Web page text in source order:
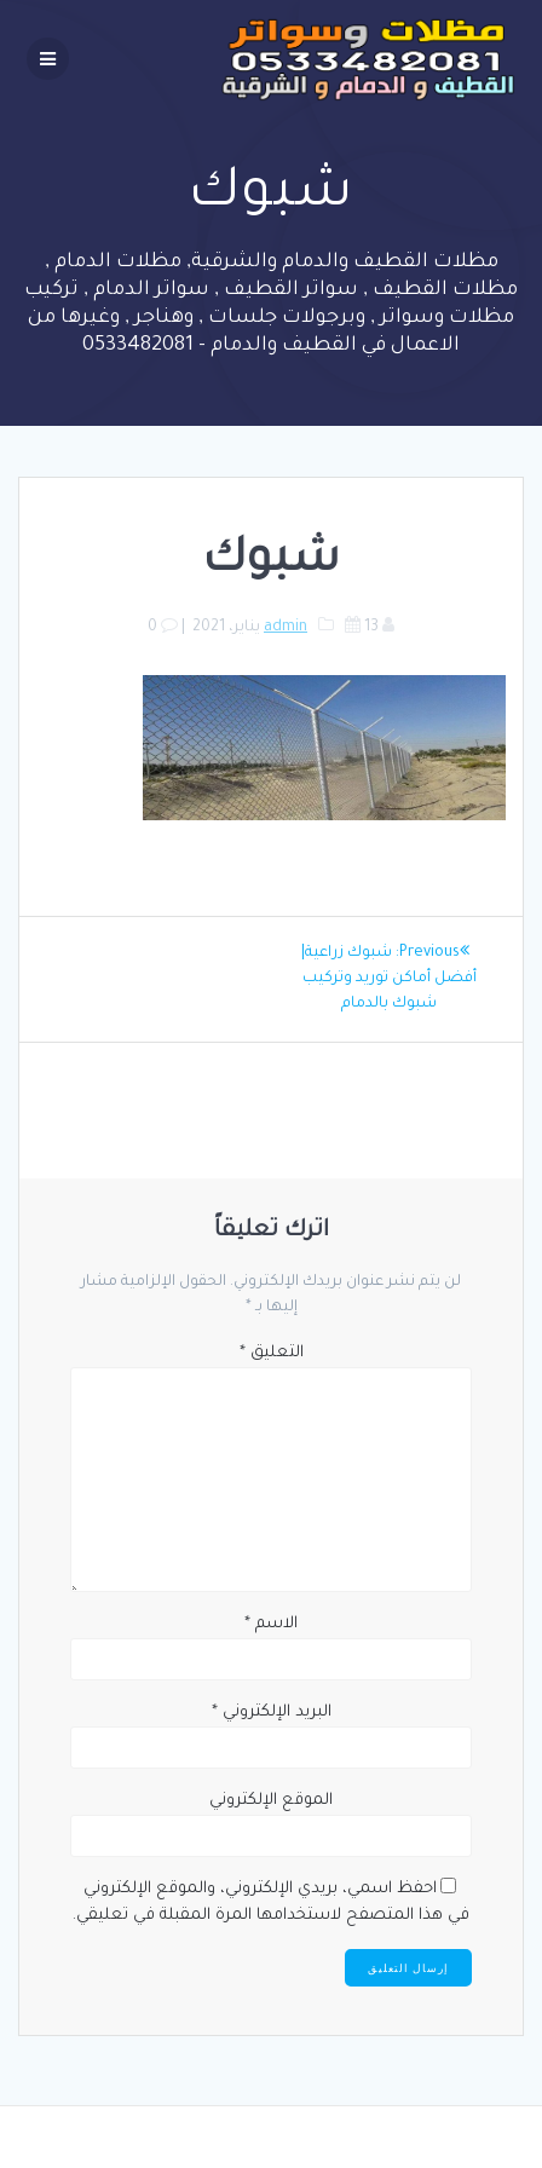
to
content
شبوك
مظلات القطيف والدمام والشرقية, مظلات الدمام ,
مظلات القطيف , سواتر القطيف , سواتر الدمام , تركيب
مظلات وسواتر , وبرجولات جلسات , وهناجر , وغيرها من
الاعمال في القطيف والدمام - 0533482081
شبوك
admin 13 يناير، 2021 0
تصفّح
المقالات
Previous:
Previous
post:
شبوك زراعية|
أفضل أماكن توريد وتركيب
شبوك بالدمام
اترك تعليقاً
لن يتم نشر عنوان بريدك الإلكتروني. الحقول الإلزامية مشار
إليها بـ *
التعليق*
الاسم *
البريد الإلكتروني*
الموقع الإلكتروني
احفظ اسمي، بريدي الإلكتروني، والموقع الإلكتروني
في هذا المتصفح لاستخدامها المرة المقبلة في تعليقي.